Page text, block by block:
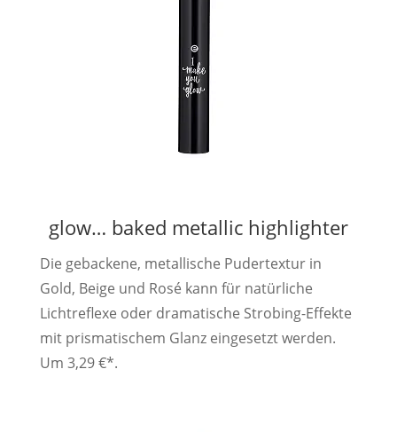
glow… baked metallic highlighter
Die gebackene, metallische Pudertextur in
Gold, Beige und Rosé kann für natürliche
Lichtreflexe oder dramatische Strobing-Effekte
mit prismatischem Glanz eingesetzt werden.
Um 3,29 €*.